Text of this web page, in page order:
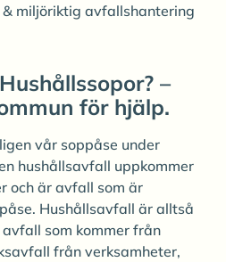
miljöriktig avfallshantering
–
för hjälp.
vår soppåse under
hushållsavfall uppkommer
och är avfall som är
Hushållsavfall är alltså
som kommer från
från verksamheter,